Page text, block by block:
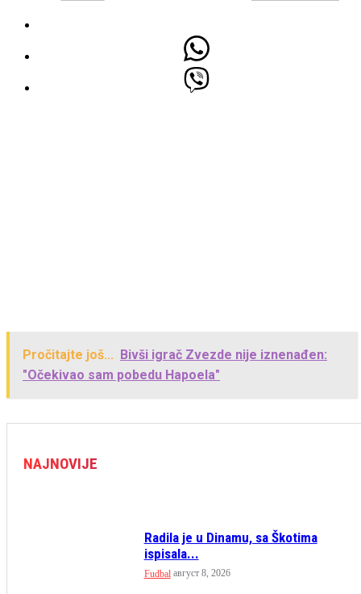
Pročitajte još... Bivši igrač Zvezde nije iznenađen:
"Očekivao sam pobedu Hapoela"
NAJNOVIJE
Radila je u Dinamu, sa Škotima
ispisala...
Fudbal август 8, 2026